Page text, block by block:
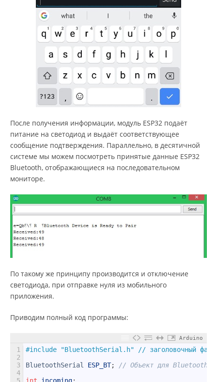
После получения информации, модуль ESP32 подаёт
питание на светодиод и выдаёт соответствующее
сообщение подтверждения. Параллельно, в десятичной
системе мы можем посмотреть принятые данные ESP32
Bluetooth, отображающиеся на последовательном
мониторе.
По такому же принципу производится и отключение
светодиода, при отправке нуля из мобильного
приложения.
Приводим полный код программы:
Arduino
1
2
3
4
5
#include "BluetoothSerial.h" // заголовочный файл
BluetoothSerial
ESP_BT;
// Объект для Bluetooth
int
incoming;